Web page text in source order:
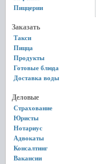
Пиццерии
Заказать
Такси
Пицца
Продукты
Готовые блюда
Доставка воды
Деловые
Страхование
Юристы
Нотариус
Адвокаты
Консалтинг
Вакансии